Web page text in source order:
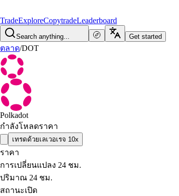
TradeExploreCopytradeLeaderboard
Search anything... Get started
ตลาด/DOT
Polkadot
กำลังโหลดราคา
เทรดด้วยเลเวอเรจ 10x
ราคา
การเปลี่ยนแปลง 24 ชม.
ปริมาณ 24 ชม.
สถานะเปิด